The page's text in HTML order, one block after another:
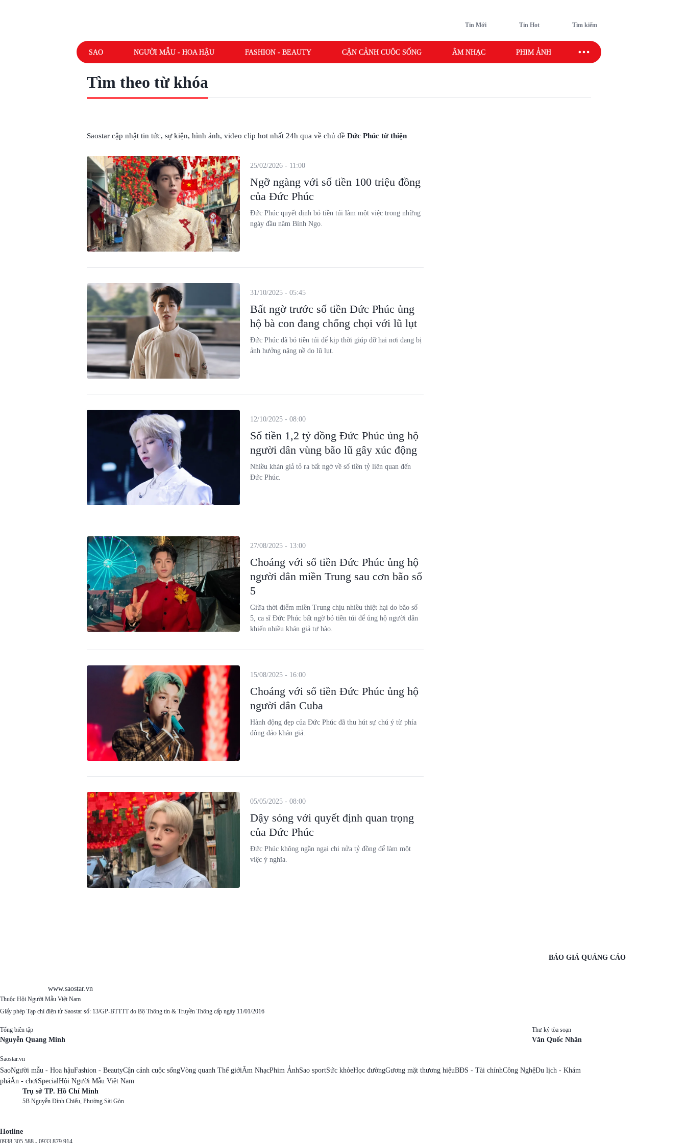
Tin Mới Tin Hot Tìm kiếm
SAO NGƯỜI MẪU - HOA HẬU FASHION - BEAUTY CẬN CẢNH CUỘC SỐNG ÂM NHẠC PHIM ẢNH SAO SPORT
Tìm theo từ khóa
Saostar cập nhật tin tức, sự kiện, hình ảnh, video clip hot nhất 24h qua về chủ đề Đức Phúc từ thiện
Ngỡ ngàng với số tiền 100 triệu đồng
của Đức Phúc
25/02/2026 - 11:00
Đức Phúc quyết định bỏ tiền túi làm một việc trong những
ngày đầu năm Bính Ngọ.
Bất ngờ trước số tiền Đức Phúc ủng
hộ bà con đang chống chọi với lũ lụt
31/10/2025 - 05:45
Đức Phúc đã bỏ tiền túi để kịp thời giúp đỡ hai nơi đang bị
ảnh hưởng nặng nề do lũ lụt.
Số tiền 1,2 tỷ đồng Đức Phúc ủng hộ
người dân vùng bão lũ gây xúc động
12/10/2025 - 08:00
Nhiều khán giả tỏ ra bất ngờ về số tiền tỷ liên quan đến
Đức Phúc.
Choáng với số tiền Đức Phúc ủng hộ
người dân miền Trung sau cơn bão số
5
27/08/2025 - 13:00
Giữa thời điểm miền Trung chịu nhiều thiệt hại do bão số
5, ca sĩ Đức Phúc bất ngờ bỏ tiền túi để ủng hộ người dân
khiến nhiều khán giả tự hào.
Choáng với số tiền Đức Phúc ủng hộ
người dân Cuba
15/08/2025 - 16:00
Hành động đẹp của Đức Phúc đã thu hút sự chú ý từ phía
đông đảo khán giả.
Dậy sóng với quyết định quan trọng
của Đức Phúc
05/05/2025 - 08:00
Đức Phúc không ngần ngại chi nửa tỷ đồng để làm một
việc ý nghĩa.
www.saostar.vn
BÁO GIÁ QUẢNG CÁO
Thuộc Hội Người Mẫu Việt Nam
Giấy phép Tạp chí điện tử Saostar số: 13/GP-BTTTT do Bộ Thông tin & Truyền Thông cấp ngày 11/01/2016
Tổng biên tập
Nguyễn Quang Minh
Thư ký tòa soạn
Văn Quốc Nhân
Saostar.vn
SaoNgười mẫu - Hoa hậuFashion - BeautyCận cảnh cuộc sốngVòng quanh Thế giớiÂm NhạcPhim ẢnhSao sportSức khỏeHọc đườngGương mặt thương hiệuBĐS - Tài chínhCông NghệDu lịch - Khám
pháĂn - chơiSpecialHội Người Mẫu Việt Nam
Trụ sở TP. Hồ Chí Minh
5B Nguyễn Đình Chiểu, Phường Sài Gòn
Hotline
0938 305 588 - 0933 879 914